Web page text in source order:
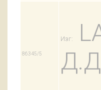
86345/5
Изг: